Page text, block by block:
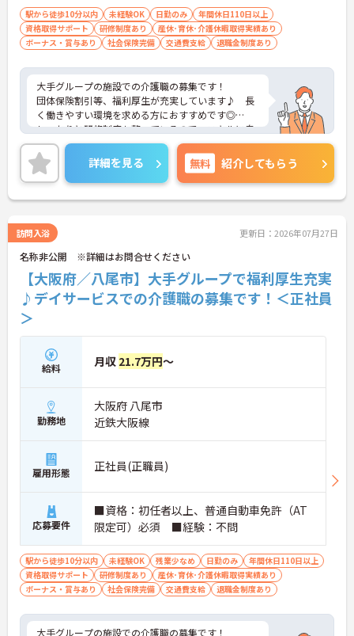
駅から徒歩10分以内 未経験OK 日勤のみ
年間休日110日以上
資格取得サポート
研修制度あり
産休･育休･介護休暇取得実績あり
ボーナス・賞与あり
社会保険完備 交通費支給 退職金制度あり
大手グループの施設での介護職の募集です！
団体保険割引等、福利厚生が充実しています♪ 長
く働きやすい環境を求める方におすすめです◎
しっかりと研修制度も整っているので、スキルに自
信がない方でもご安心ください☆
ご興味のある方には、面接対策ポイントなど、さら
に詳細をお話しいたしますのでお気軽にご相談くだ
さい！
詳細を見る 無料 紹介してもらう
訪問入浴 更新日：2026年07月27日
名称非公開 ※詳細はお問合せください
【大阪府／八尾市】大手グループで福利厚生充実
♪デイサービスでの介護職の募集です！＜正社員
＞
給料 月収 21.7万円～
勤務地
大阪府 八尾市
近鉄大阪線
雇用形態 正社員(正職員)
応募要件
■資格：初任者以上、普通自動車免許（AT
限定可）必須 ■経験：不問
駅から徒歩10分以内 未経験OK 残業少なめ 日勤のみ
年間休日110日以上
資格取得サポート
研修制度あり
産休･育休･介護休暇取得実績あり
ボーナス・賞与あり
社会保険完備 交通費支給 退職金制度あり
大手グループの施設での介護職の募集です！